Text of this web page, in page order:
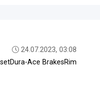
24.07.2023, 03:08
Ace BrakesRim